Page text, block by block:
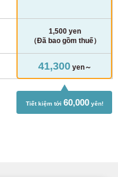
1,500 yen
（Đã bao gồm thuế）
41,300 yen～
Tiết kiệm tới 60,000yên!